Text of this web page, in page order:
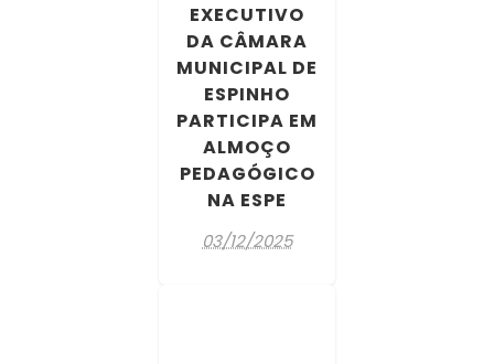
EXECUTIVO
DA CÂMARA
MUNICIPAL DE
ESPINHO
PARTICIPA EM
ALMOÇO
PEDAGÓGICO
NA ESPE
03/12/2025